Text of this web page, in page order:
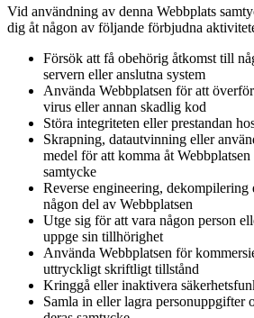
Vid användning av denna Webbplats
dig åt någon av följande förbjudna
Försök att få obehörig åtkomst till
servern eller anslutna system
Använda Webbplatsen för att
virus eller annan skadlig kod
Störa integriteten eller prestandan
Skrapning, datautvinning eller
medel för att komma åt
samtycke
Reverse engineering, dekompilering
någon del av Webbplatsen
Utge sig för att vara någon person
uppge sin tillhörighet
Använda Webbplatsen för
uttryckligt skriftligt tillstånd
Kringgå eller inaktivera
Samla in eller lagra personuppgifter